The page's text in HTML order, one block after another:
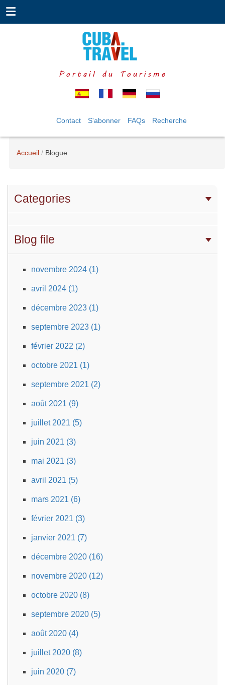
Portail du Tourisme
Contact S'abonner FAQs Recherche
Accueil Blogue
Categories
Blog file
novembre 2024 (1)
avril 2024 (1)
décembre 2023 (1)
septembre 2023 (1)
février 2022 (2)
octobre 2021 (1)
septembre 2021 (2)
août 2021 (9)
juillet 2021 (5)
juin 2021 (3)
mai 2021 (3)
avril 2021 (5)
mars 2021 (6)
février 2021 (3)
janvier 2021 (7)
décembre 2020 (16)
novembre 2020 (12)
octobre 2020 (8)
septembre 2020 (5)
août 2020 (4)
juillet 2020 (8)
juin 2020 (7)